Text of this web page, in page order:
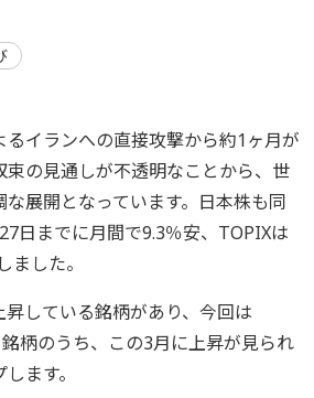
イランへの直接攻撃から約1ヶ月が
の見通しが不透明なことから、世
展開となっています。日本株も同
日までに月間で9.3％安、TOPIXは
ました。
している銘柄があり、今回は
柄のうち、この3月に上昇が見られ
ます。